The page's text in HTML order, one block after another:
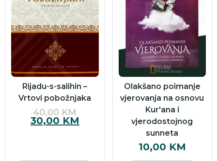
Rijadu-s-salihin –
Vrtovi pobožnjaka
40,00 KM
30,00 KM
Olakšano poimanje
vjerovanja na osnovu
Kur'ana i
vjerodostojnog
sunneta
10,00 KM